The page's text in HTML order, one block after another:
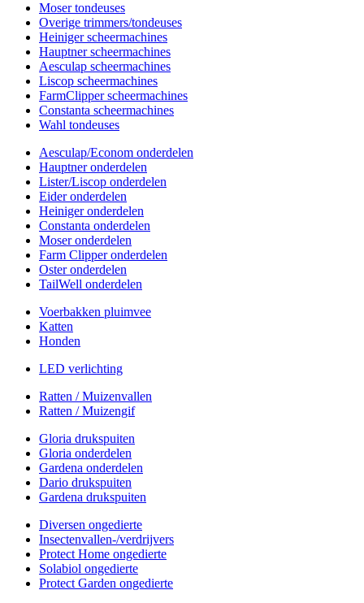
Moser tondeuses
Overige trimmers/tondeuses
Heiniger scheermachines
Hauptner scheermachines
Aesculap scheermachines
Liscop scheermachines
FarmClipper scheermachines
Constanta scheermachines
Wahl tondeuses
Aesculap/Econom onderdelen
Hauptner onderdelen
Lister/Liscop onderdelen
Eider onderdelen
Heiniger onderdelen
Constanta onderdelen
Moser onderdelen
Farm Clipper onderdelen
Oster onderdelen
TailWell onderdelen
Voerbakken pluimvee
Katten
Honden
LED verlichting
Ratten / Muizenvallen
Ratten / Muizengif
Gloria drukspuiten
Gloria onderdelen
Gardena onderdelen
Dario drukspuiten
Gardena drukspuiten
Diversen ongedierte
Insectenvallen-/verdrijvers
Protect Home ongedierte
Solabiol ongedierte
Protect Garden ongedierte